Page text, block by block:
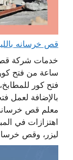
قص خرسانه بالليزر الكويت
ساعة من فتح
فتح كور
بالإضافة لعمل
معلم قص
اهتزازات في
ليزر، وقص